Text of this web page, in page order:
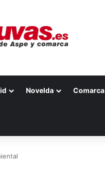
Novelda Comarca
skin